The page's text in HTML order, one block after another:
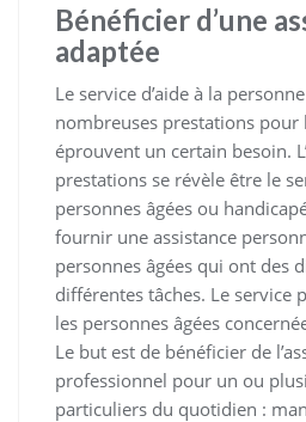
Bénéficier d’une
adaptée
Le service d’aide à la
nombreuses prestations pour
éprouvent un certain besoin.
prestations se révèle être le
personnes âgées ou
fournir une assistance
personnes âgées qui ont des
différentes tâches. Le service
les personnes âgées
Le but est de bénéficier de
professionnel pour un ou
particuliers du quotidien :